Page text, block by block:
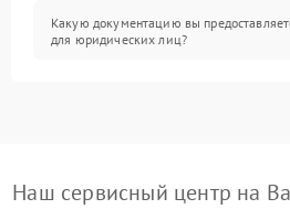
Какую документацию вы
для юридических лиц?
Наш сервисный центр на